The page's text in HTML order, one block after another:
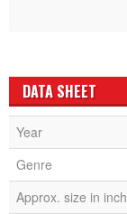
DATA SHEET
Year
Genre
Approx. size in